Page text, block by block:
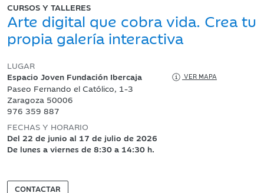
CURSOS Y TALLERES
Arte digital que cobra vida. Crea tu
propia galería interactiva
LUGAR
Espacio Joven Fundación Ibercaja
VER MAPA
Paseo Fernando el Católico, 1-3
Zaragoza 50006
976 359 887
FECHAS Y HORARIO
Del 22 de junio al 17 de julio de 2026
De lunes a viernes de 8:30 a 14:30 h.
CONTACTAR